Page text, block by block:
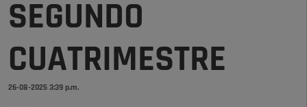
SEGUNDO
CUATRIMESTRE
26-08-2025 3:39 p.m.